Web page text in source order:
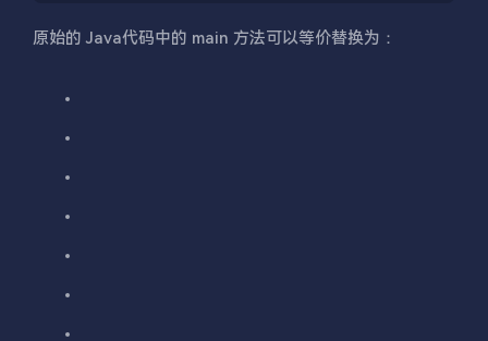
原始的 Java代码中的 main 方法可以等价替换为：